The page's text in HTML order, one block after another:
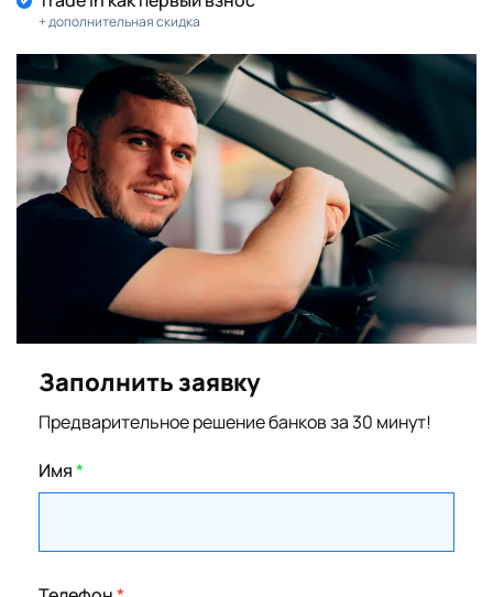
+ дополнительная скидка
Заполнить заявку
Предварительное решение банков за 30 минут!
Имя*